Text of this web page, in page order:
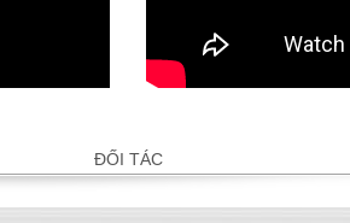
ĐỐI TÁC